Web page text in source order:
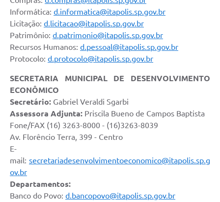
Turismo
Galeria de Vídeos
Projetos
Contas Públicas
Telefones Úteis
Transparência
Enquete
Jornal
Informática: d.informatica@itapolis.sp.gov.br
Licitação: d.licitacao@itapolis.sp.gov.br
Patrimônio: d.patrimonio@itapolis.sp.gov.br
Recursos Humanos: d.pessoal@itapolis.sp.gov.br
Protocolo: d.protocolo@itapolis.sp.gov.br
SECRETARIA MUNICIPAL DE DESENVOLVIMENTO
ECONÔMICO
Secretário: Gabriel Veraldi Sgarbi
Assessora Adjunta: Priscila Bueno de Campos Baptista
Fone/FAX (16) 3263-8000 - (16)3263-8039
Av. Florêncio Terra, 399 - Centro
E-
mail: secretariadesenvolvimentoeconomico@itapolis.sp.g
ov.br
Departamentos:
Banco do Povo: d.bancopovo@itapolis.sp.gov.br